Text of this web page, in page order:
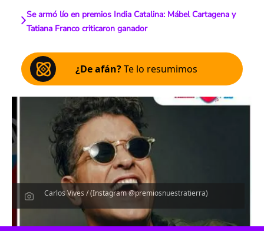
Se armó lío en premios India Catalina: Mábel Cartagena y
Tatiana Franco criticaron ganador
¿De afán?Te lo resumimos
Carlos Vives / (Instagram @premiosnuestratierra)
Escucha el artículo